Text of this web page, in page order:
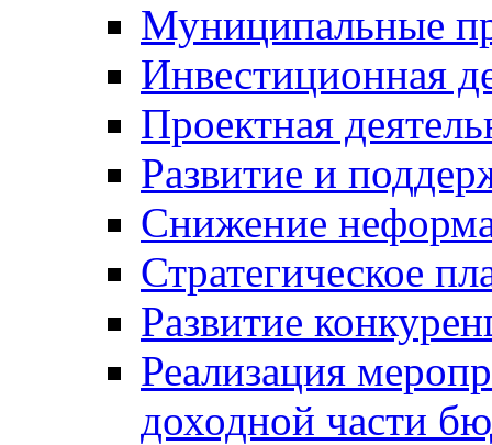
Муниципальные
Инвестиционная
Проектная
Развитие и
Снижение
Стратегическое
Развитие
Реализация
доходной части